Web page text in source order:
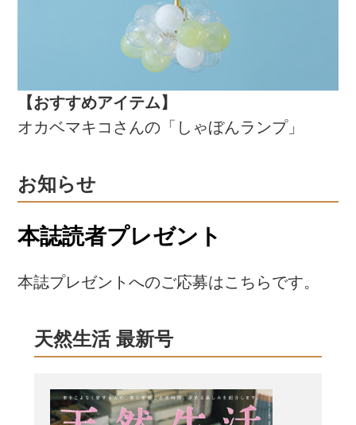
【おすすめアイテム】
オカベマキコさんの「しゃぼんランプ」
お知らせ
本誌読者プレゼント
本誌プレゼントへのご応募はこちらです。
天然生活 最新号